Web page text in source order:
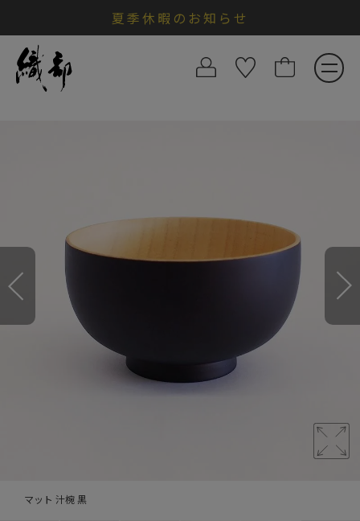
夏季休暇のお知らせ
マット 汁椀 黒